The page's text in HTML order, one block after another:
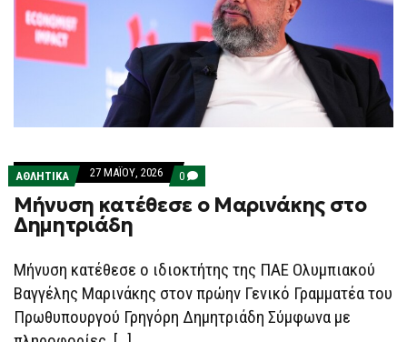
ΑΘΛΗΤΙΚΑ 27 ΜΑΪ́ΟΥ, 2026 0 COMMENTS
ON
ΜΉΝΥΣΗ
ΚΑΤΈΘΕΣΕ
ΔΗΜΗΤΡΙΆΔΗ
Μήνυση κατέθεσε ο Μαρινάκης στο
Δημητριάδη
Μήνυση κατέθεσε ο ιδιοκτήτης της ΠΑΕ Ολυμπιακού
Βαγγέλης Μαρινάκης στον πρώην Γενικό Γραμματέα του
Πρωθυπουργού Γρηγόρη Δημητριάδη Σύμφωνα με